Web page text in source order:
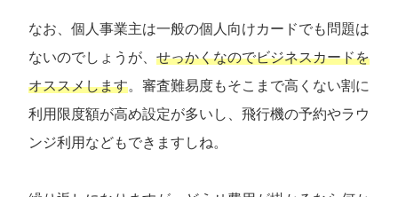
なお、個人事業主は一般の個人向けカードでも問題は
ないのでしょうが、 せっかくなのでビジネスカードを
オススメします。審査難易度もそこまで高くない割に
利用限度額が高め設定が多いし、飛行機の予約やラウ
ンジ利用などもできますしね。